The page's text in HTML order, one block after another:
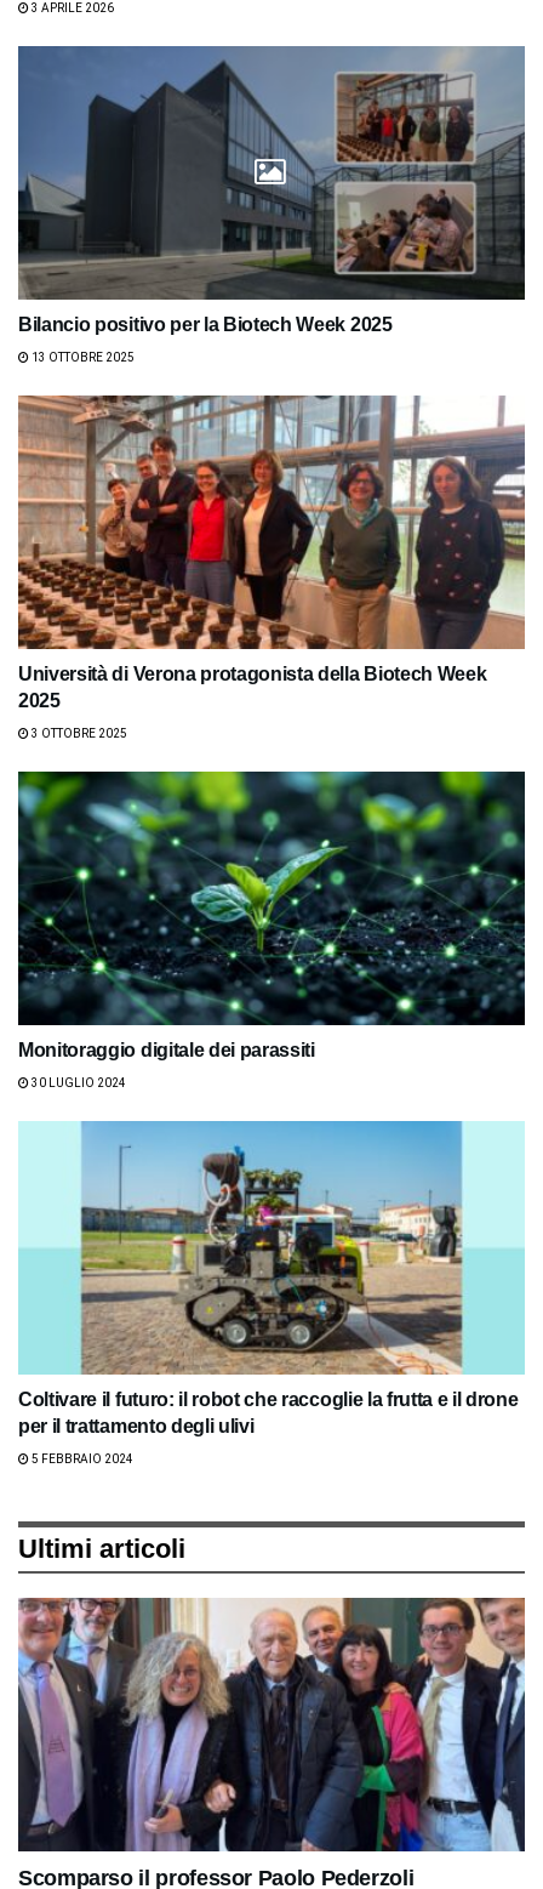
3 APRILE 2026
Bilancio positivo per la Biotech Week 2025
13 OTTOBRE 2025
Università di Verona protagonista della Biotech Week
2025
3 OTTOBRE 2025
Monitoraggio digitale dei parassiti
30 LUGLIO 2024
Coltivare il futuro: il robot che raccoglie la frutta e il drone
per il trattamento degli ulivi
5 FEBBRAIO 2024
Ultimi articoli
Scomparso il professor Paolo Pederzoli